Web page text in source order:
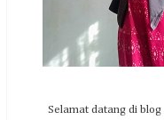
Selamat datang di